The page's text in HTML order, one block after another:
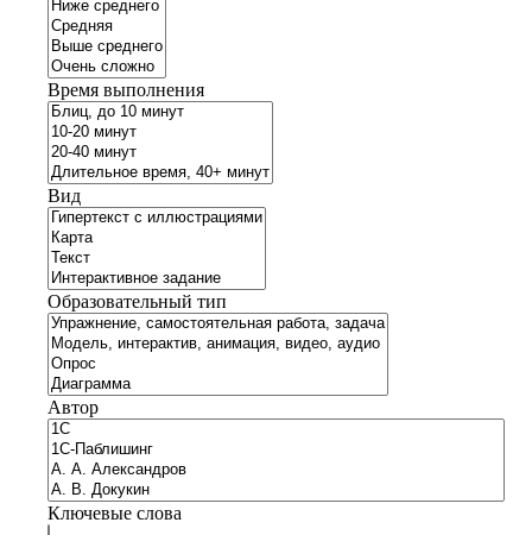
Время выполнения
Вид
Образовательный тип
Автор
Ключевые слова